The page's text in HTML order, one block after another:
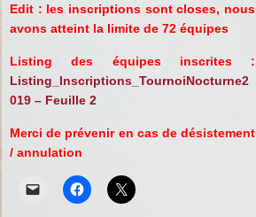
Edit : les inscriptions sont closes, nous
avons atteint la limite de 72 équipes
Listing des équipes inscrites :
Listing_Inscriptions_TournoiNocturne2
019 – Feuille 2
Merci de prévenir en cas de désistement
/ annulation